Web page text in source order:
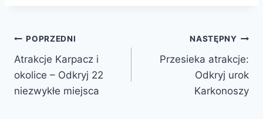
Nawigacja
wpisu
POPRZEDNI
Atrakcje Karpacz i
okolice – Odkryj 22
niezwykłe miejsca
NASTĘPNY
Przesieka atrakcje:
Odkryj urok
Karkonoszy